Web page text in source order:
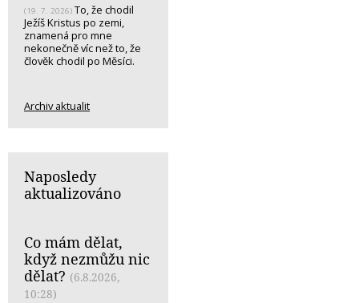
(19. 7. 2026) To, že chodil
Ježíš Kristus po zemi,
znamená pro mne
nekonečně víc než to, že
člověk chodil po Měsíci.
Archiv aktualit
Naposledy
aktualizováno
Co mám dělat,
když nezmůžu nic
dělat? (6.8.2026,
10:28)